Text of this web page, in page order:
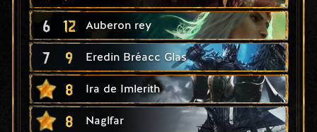
6 12 Auberon rey
7 9 Eredin Bréacc Glas
8 Ira de Imlerith
8 Naglfar